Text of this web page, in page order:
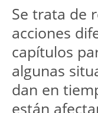
Se trata de
acciones
capítulos
algunas
dan en
están